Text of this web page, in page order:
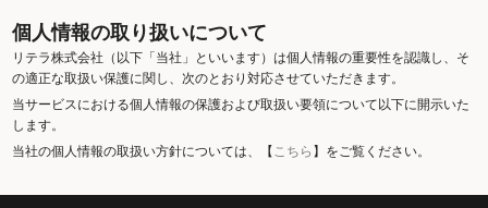
個人情報の取り扱いについて
リテラ株式会社（以下「当社」といいます）は個人情報の重要性を認識し、そ
の適正な取扱い保護に関し、次のとおり対応させていただきます。
当サービスにおける個人情報の保護および取扱い要領について以下に開示いた
します。
当社の個人情報の取扱い方針については、【こちら 】をご覧ください。